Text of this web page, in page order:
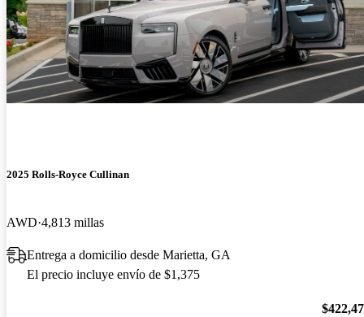
2025 Rolls-Royce Cullinan
AWD 4,813 millas
Entrega a domicilio desde Marietta, GA
El precio incluye envío de $1,375